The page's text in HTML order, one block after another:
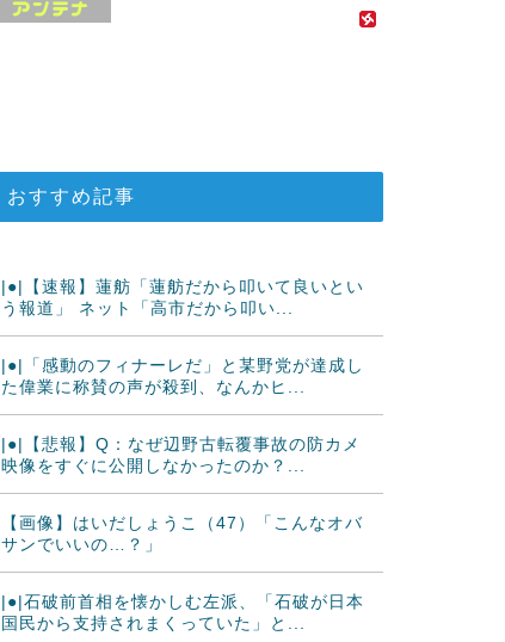
おすすめ記事
|●|【速報】蓮舫「蓮舫だから叩いて良いとい
う報道」 ネット「高市だから叩い...
|●|「感動のフィナーレだ」と某野党が達成し
た偉業に称賛の声が殺到、なんかヒ...
|●|【悲報】Q：なぜ辺野古転覆事故の防カメ
映像をすぐに公開しなかったのか？...
【画像】はいだしょうこ（47）「こんなオバ
サンでいいの…？」
|●|石破前首相を懐かしむ左派、「石破が日本
国民から支持されまくっていた」と...